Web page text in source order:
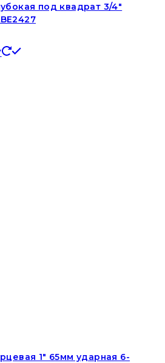
под квадрат 3/4″
1″ 65мм ударная 6-